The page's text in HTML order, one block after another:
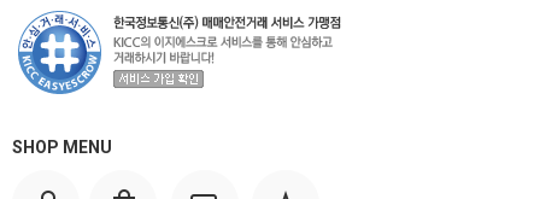
SHOP MENU